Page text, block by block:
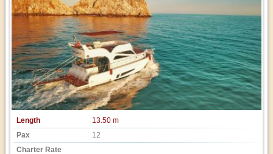
Length
13.50 m
Pax
12
Charter Rate